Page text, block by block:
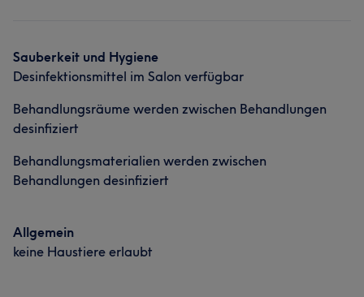
Sauberkeit und Hygiene
Desinfektionsmittel im Salon verfügbar
Behandlungsräume werden zwischen Behandlungen
desinfiziert
Behandlungsmaterialien werden zwischen
Behandlungen desinfiziert
Allgemein
keine Haustiere erlaubt